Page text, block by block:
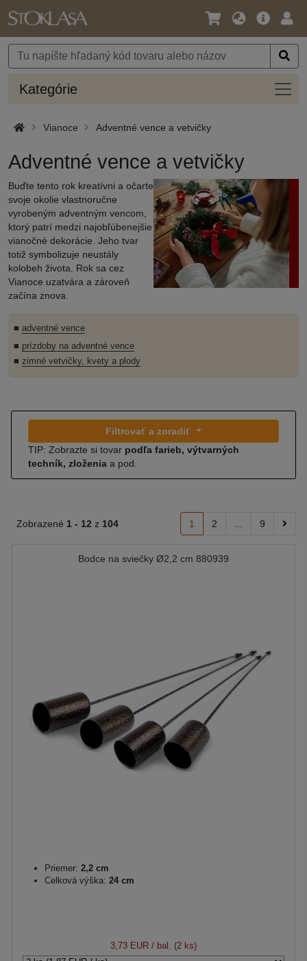
Jazyk
Mena
Hlavná
Kategórie
Vianoce Adventné vence a vetvičky
Adventné vence a vetvičky
Buďte tento rok kreatívni a očarte
svoje okolie vlastnoručne
vyrobeným adventným vencom,
ktorý patrí medzi najobľúbenejšie
vianočné dekorácie. Jeho tvar
totiž symbolizuje neustály
kolobeh života. Rok sa cez
Vianoce uzatvára a zároveň
začína znova.
■ adventné vence
■ prízdoby na adventné vence
■ zimné vetvičky, kvety a plody
Filtrovať a zoradiť
TIP: Zobrazte si tovar podľa farieb, výtvarných
techník, zloženia a pod.
Zobrazené 1 - 12 z 104 1 2 9
Bodce na sviečky Ø2,2 cm 880939
Priemer: 2,2 cm
Celková výška: 24 cm
3,73 EUR / bal. (2 ks)